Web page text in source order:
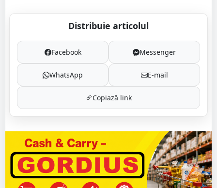
Distribuie articolul
Facebook Messenger
WhatsApp E-mail
Copiază link